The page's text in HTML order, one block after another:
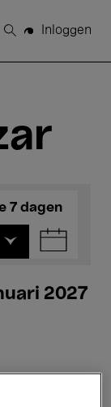
Zoeken
Inloggen
7 dagen
2027